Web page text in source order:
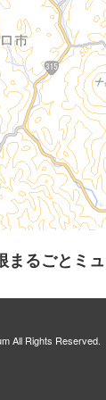
まるごとミ
All Rights Reserved.